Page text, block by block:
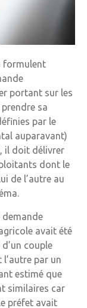
formulent
portant sur les
sa
par le
auparavant)
il doit délivrer
dont le
de l’autre au
demande
avait été
couple
par un
estimé que
similaires car
préfet avait